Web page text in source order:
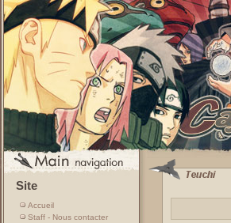
Site
Accueil
Staff - Nous contacter